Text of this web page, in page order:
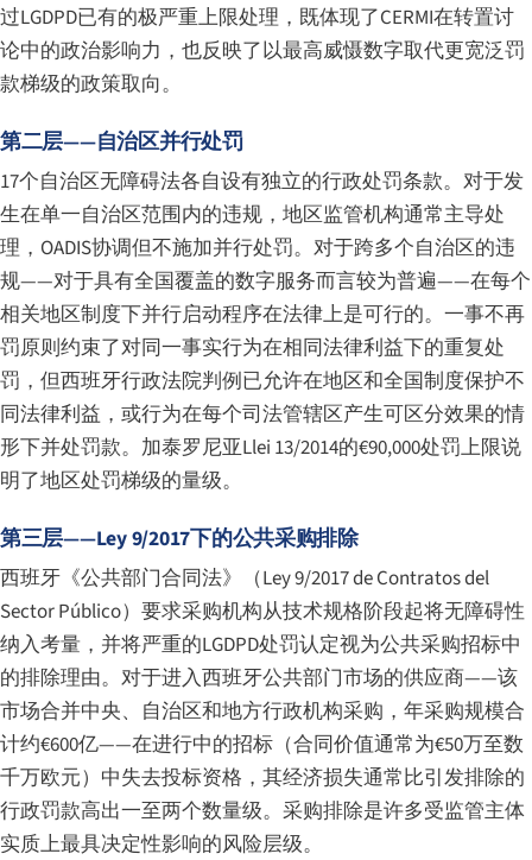
过LGDPD已有的极严重上限处理，既体现了CERMI在转置讨
论中的政治影响力，也反映了以最高威慑数字取代更宽泛罚
款梯级的政策取向。
第二层——自治区并行处罚
17个自治区无障碍法各自设有独立的行政处罚条款。对于发
生在单一自治区范围内的违规，地区监管机构通常主导处
理，OADIS协调但不施加并行处罚。对于跨多个自治区的违
规——对于具有全国覆盖的数字服务而言较为普遍——在每个
相关地区制度下并行启动程序在法律上是可行的。一事不再
罚原则约束了对同一事实行为在相同法律利益下的重复处
罚，但西班牙行政法院判例已允许在地区和全国制度保护不
同法律利益，或行为在每个司法管辖区产生可区分效果的情
形下并处罚款。加泰罗尼亚Llei 13/2014的€90,000处罚上限说
明了地区处罚梯级的量级。
第三层——Ley 9/2017下的公共采购排除
西班牙《公共部门合同法》（Ley 9/2017 de Contratos del
Sector Público）要求采购机构从技术规格阶段起将无障碍性
纳入考量，并将严重的LGDPD处罚认定视为公共采购招标中
的排除理由。对于进入西班牙公共部门市场的供应商——该
市场合并中央、自治区和地方行政机构采购，年采购规模合
计约€600亿——在进行中的招标（合同价值通常为€50万至数
千万欧元）中失去投标资格，其经济损失通常比引发排除的
行政罚款高出一至两个数量级。采购排除是许多受监管主体
实质上最具决定性影响的风险层级。